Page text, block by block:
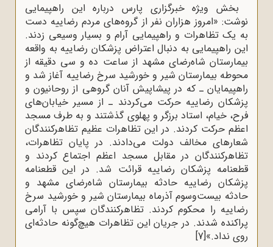
بخش ویژه خبرگزاری پارس درباره این راهپیمایی
نوشت: «امروز هزاران نفر از گروه‌های مردم رضاییه دست
به یک تظاهرات و راهپیمایی آرام و بسیار وسیعی زدند.
این راهپیمایی به دنبال اعتراض پزشکان رضاییه به واقعه
بیمارستان شاه‌رضای مشهد از ساعت ده و سی دقیقه از
محوطه بیمارستان شیر و خورشید سرخ رضاییه آغاز شد و
راهپیمایان ـ که در پیشاپیش آنان گروهی از روحانیون و
پزشکان رضاییه حرکت می‌کردند ـ از مسیر خیابان‌های
فرح، خیام، استاد برزگر و پهلوی گذشتند و به طرف مسجد
اعظم حرکت کردند. در این تظاهرات عظیم تظاهرکنندگان
شعارهای مخالف دولت می‌دادند. در پایان تظاهرات،
تظاهرکنندگان در مقابل مسجد اعظم اجتماع کردند و
قطعنامه پزشکان رضاییه قرائت شد. در این قطعنامه
پزشکان رضاییه حادثه بیمارستان شاه‌رضای مشهد و
حادثه بیست‌و‌سوم آذرماه بیمارستان شیر و خورشید سرخ
رضاییه را محکوم کردند. تظاهرکنندگان سپس با آرامی
پراکنده شدند. در جریان این تظاهرات هیچ‌گونه حادثه‌ای
روی نداد.»[7]